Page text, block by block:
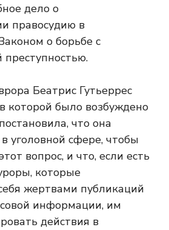
дело о
правосудию в
о борьбе с
преступностью.
Беатрис Гутьеррес
которой было возбуждено
что она
уголовной сфере, чтобы
вопрос, и что, если есть
которые
жертвами публикаций
информации, им
действия в